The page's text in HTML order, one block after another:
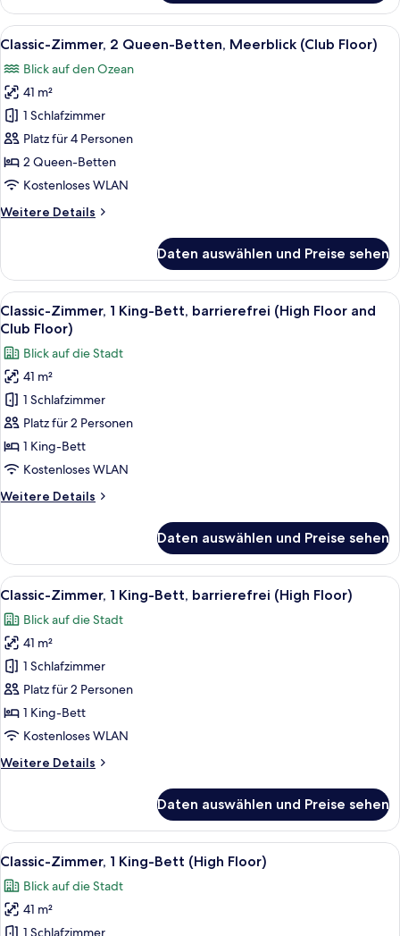
anzeigen
Room,
Queen
Ocean
View
(High
Floor)
Alle
Fotos
für
Classic-
Zimmer,
2 Queen-
Betten,
Meerblick
Floor)
Ein Hotelzimmer mit zwei Betten,
12
Classic-Zimmer, 2 Queen-Betten, Meerblick (Club Floor)
Blick auf den Ozean
41 m²
1 Schlafzimmer
Platz für 4 Personen
2 Queen-Betten
Kostenloses WLAN
Weitere Details
Weitere
Zimmer,
2 Queen-
Betten,
Meerblick
Floor)
Daten auswählen und Preise sehen
Alle
Fotos
für
Classic-
Zimmer,
1 King-
Bett,
barrierefrei
(High
and
anzeigen
Ein modernes Hotelzimmer mit
7
Classic-Zimmer, 1 King-Bett, barrierefrei (High Floor and
Club Floor)
Blick auf die Stadt
41 m²
1 Schlafzimmer
Platz für 2 Personen
1 King-Bett
Kostenloses WLAN
Weitere Details
Weitere
Zimmer,
1 King-
Bett,
(High
Floor
and
Club
Floor)
Daten auswählen und Preise sehen
Alle
Fotos
für
Classic-
Zimmer,
1 King-
Bett,
barrierefrei
Floor)
Ein modernes Hotelzimmer mit
6
Classic-Zimmer, 1 King-Bett, barrierefrei (High Floor)
Blick auf die Stadt
41 m²
1 Schlafzimmer
Platz für 2 Personen
1 King-Bett
Kostenloses WLAN
Weitere Details
Weitere
Zimmer,
1 King-
Bett,
(High
Floor)
Daten auswählen und Preise sehen
Alle
Fotos
für
Classic-
Ein modernes Hotelzimmer mit
19
Classic-Zimmer, 1 King-Bett (High Floor)
Blick auf die Stadt
41 m²
1 Schlafzimmer